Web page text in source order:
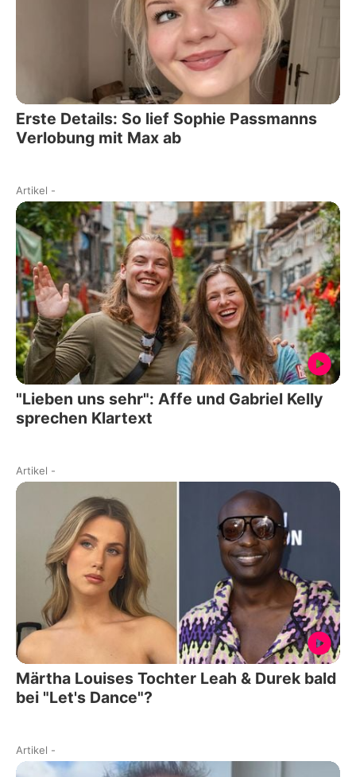
Erste Details: So lief Sophie Passmanns
Verlobung mit Max ab
Artikel -
"Lieben uns sehr": Affe und Gabriel Kelly
sprechen Klartext
Artikel -
Märtha Louises Tochter Leah & Durek bald
bei "Let's Dance"?
Artikel -